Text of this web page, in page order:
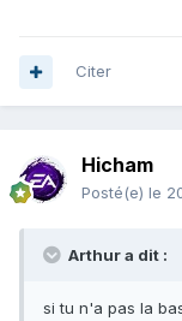
Citer
Hicham
Posté(e) le
Arthur a dit :
si tu n'a pas la